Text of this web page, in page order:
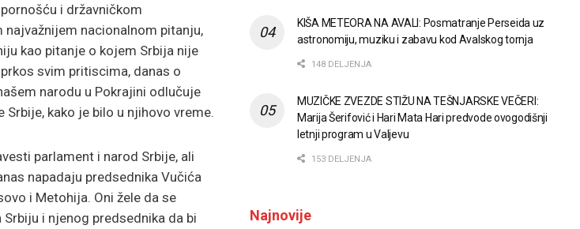
i državničkom
najvažnijem nacionalnom pitanju,
kao pitanje o kojem Srbija nije
svim pritiscima, danas o
narodu u Pokrajini odlučuje
Srbije, kako je bilo u njihovo vreme.
parlament i narod Srbije, ali
napadaju predsednika Vučića
i Metohija. Oni žele da se
i njenog predsednika da bi
KIŠA METEORA NA AVALI: Posmatranje Perseida uz
astronomiju, muziku i zabavu kod Avalskog tornja
148 DELJENJA
MUZIČKE ZVEZDE STIŽU NA TEŠNJARSKE VEČERI:
Marija Šerifović i Hari Mata Hari predvode ovogodišnji
letnji program u Valjevu
153 DELJENJA
Najnovije